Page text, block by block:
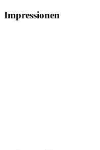
Impressionen